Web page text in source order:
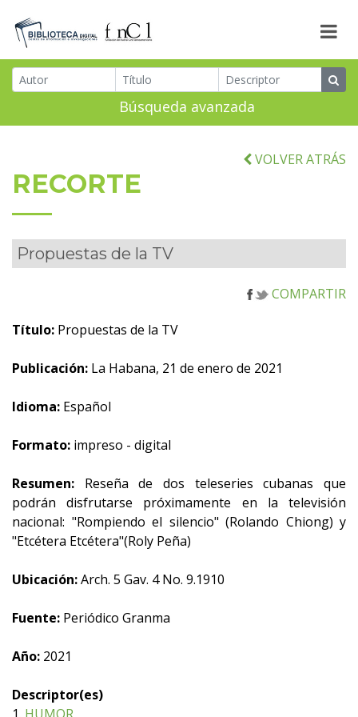
Búsqueda avanzada
VOLVER ATRÁS
RECORTE
Propuestas de la TV
COMPARTIR
Título: Propuestas de la TV
Publicación: La Habana, 21 de enero de 2021
Idioma: Español
Formato: impreso - digital
Resumen: Reseña de dos teleseries cubanas que
podrán disfrutarse próximamente en la televisión
nacional: "Rompiendo el silencio" (Rolando Chiong) y
"Etcétera Etcétera"(Roly Peña)
Ubicación:Arch. 5 Gav. 4 No. 9.1910
Fuente: Periódico Granma
Año: 2021
Descriptor(es)